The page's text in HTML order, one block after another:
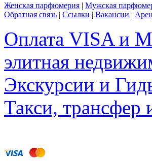
Женская парфюмерия | Мужская
Обратная связь | Ссылки | Вакансии |
Оплата VISA и
элитная
Экскурсии и
Такси,